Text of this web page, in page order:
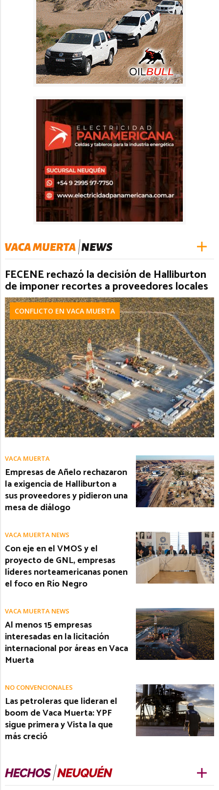
FECENE rechazó la decisión de Halliburton
de imponer recortes a proveedores locales
CONFLICTO EN VACA MUERTA
VACA MUERTA
Empresas de Añelo rechazaron
la exigencia de Halliburton a
sus proveedores y pidieron una
mesa de diálogo
VACA MUERTA NEWS
Con eje en el VMOS y el
proyecto de GNL, empresas
líderes norteamericanas ponen
el foco en Río Negro
VACA MUERTA NEWS
Al menos 15 empresas
interesadas en la licitación
internacional por áreas en Vaca
Muerta
NO CONVENCIONALES
Las petroleras que lideran el
boom de Vaca Muerta: YPF
sigue primera y Vista la que
más creció